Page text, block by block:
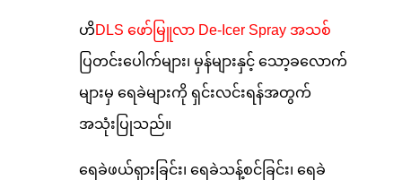
ဟိDLS ဖော်မြူလာ De-Icer Spray အသစ်
ပြတင်းပေါက်များ၊ မှန်များနှင့် သော့ခလောက်
များမှ ရေခဲများကို ရှင်းလင်းရန်အတွက်
အသုံးပြုသည်။
ရေခဲဖယ်ရှားခြင်း၊ ရေခဲသန့်စင်ခြင်း၊ ရေခဲ